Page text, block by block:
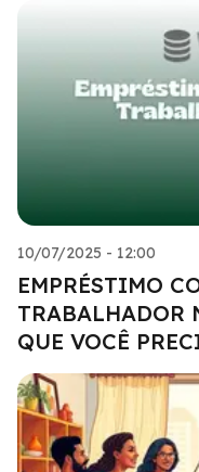
10/07/2025 - 12:00
EMPRÉSTIMO
TRABALHADOR
QUE VOCÊ